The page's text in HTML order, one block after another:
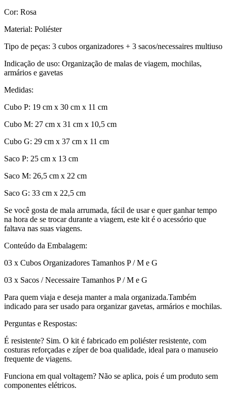
Cor: Rosa
Material: Poliéster
Tipo de peças: 3 cubos organizadores + 3 sacos/necessaires multiuso
Indicação de uso: Organização de malas de viagem, mochilas,
armários e gavetas
Medidas:
Cubo P: 19 cm x 30 cm x 11 cm
Cubo M: 27 cm x 31 cm x 10,5 cm
Cubo G: 29 cm x 37 cm x 11 cm
Saco P: 25 cm x 13 cm
Saco M: 26,5 cm x 22 cm
Saco G: 33 cm x 22,5 cm
Se você gosta de mala arrumada, fácil de usar e quer ganhar tempo
na hora de se trocar durante a viagem, este kit é o acessório que
faltava nas suas viagens.
Conteúdo da Embalagem:
03 x Cubos Organizadores Tamanhos P / M e G
03 x Sacos / Necessaire Tamanhos P / M e G
Para quem viaja e deseja manter a mala organizada.Também
indicado para ser usado para organizar gavetas, armários e mochilas.
Perguntas e Respostas:
É resistente? Sim. O kit é fabricado em poliéster resistente, com
costuras reforçadas e zíper de boa qualidade, ideal para o manuseio
frequente de viagens.
Funciona em qual voltagem? Não se aplica, pois é um produto sem
componentes elétricos.